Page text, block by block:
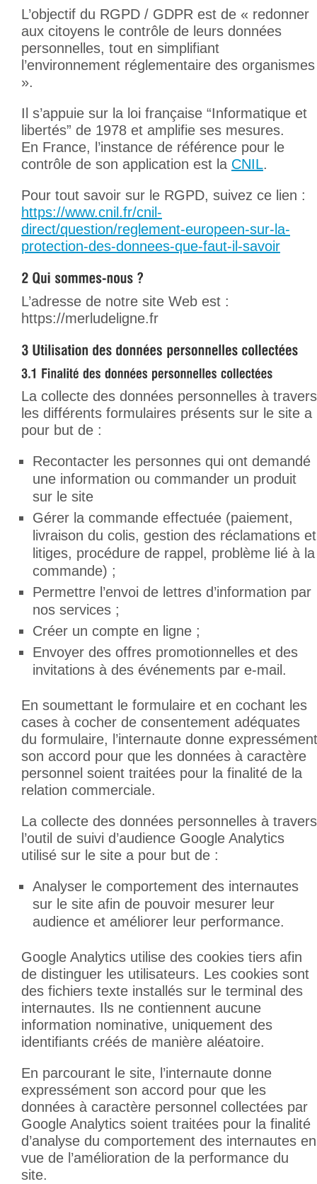
L’objectif du RGPD / GDPR est de « redonner
aux citoyens le contrôle de leurs données
personnelles, tout en simplifiant
l’environnement réglementaire des organismes
».
Il s’appuie sur la loi française “Informatique et
libertés” de 1978 et amplifie ses mesures.
En France, l’instance de référence pour le
contrôle de son application est la CNIL.
Pour tout savoir sur le RGPD, suivez ce lien :
https://www.cnil.fr/cnil-
direct/question/reglement-europeen-sur-la-
protection-des-donnees-que-faut-il-savoir
L’adresse de notre site Web est :
https://merludeligne.fr
La collecte des données personnelles à travers
les différents formulaires présents sur le site a
pour but de :
Recontacter les personnes qui ont demandé
une information ou commander un produit
sur le site
Gérer la commande effectuée (paiement,
livraison du colis, gestion des réclamations et
litiges, procédure de rappel, problème lié à la
commande) ;
Permettre l’envoi de lettres d’information par
nos services ;
Créer un compte en ligne ;
Envoyer des offres promotionnelles et des
invitations à des événements par e-mail.
En soumettant le formulaire et en cochant les
cases à cocher de consentement adéquates
du formulaire, l’internaute donne expressément
son accord pour que les données à caractère
personnel soient traitées pour la finalité de la
relation commerciale.
La collecte des données personnelles à travers
l’outil de suivi d’audience Google Analytics
utilisé sur le site a pour but de :
Analyser le comportement des internautes
sur le site afin de pouvoir mesurer leur
audience et améliorer leur performance.
Google Analytics utilise des cookies tiers afin
de distinguer les utilisateurs. Les cookies sont
des fichiers texte installés sur le terminal des
internautes. Ils ne contiennent aucune
information nominative, uniquement des
identifiants créés de manière aléatoire.
En parcourant le site, l’internaute donne
expressément son accord pour que les
données à caractère personnel collectées par
Google Analytics soient traitées pour la finalité
d’analyse du comportement des internautes en
vue de l’amélioration de la performance du
site.